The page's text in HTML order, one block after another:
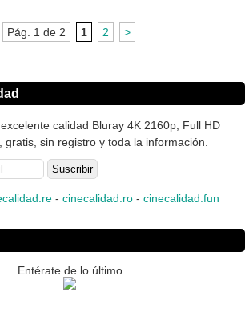
Pág. 1 de 2 1 2 >
calidad Bluray 4K 2160p, Full HD
gratis, sin registro y toda la información.
- cinecalidad.ro - cinecalidad.fun
Entérate de lo último